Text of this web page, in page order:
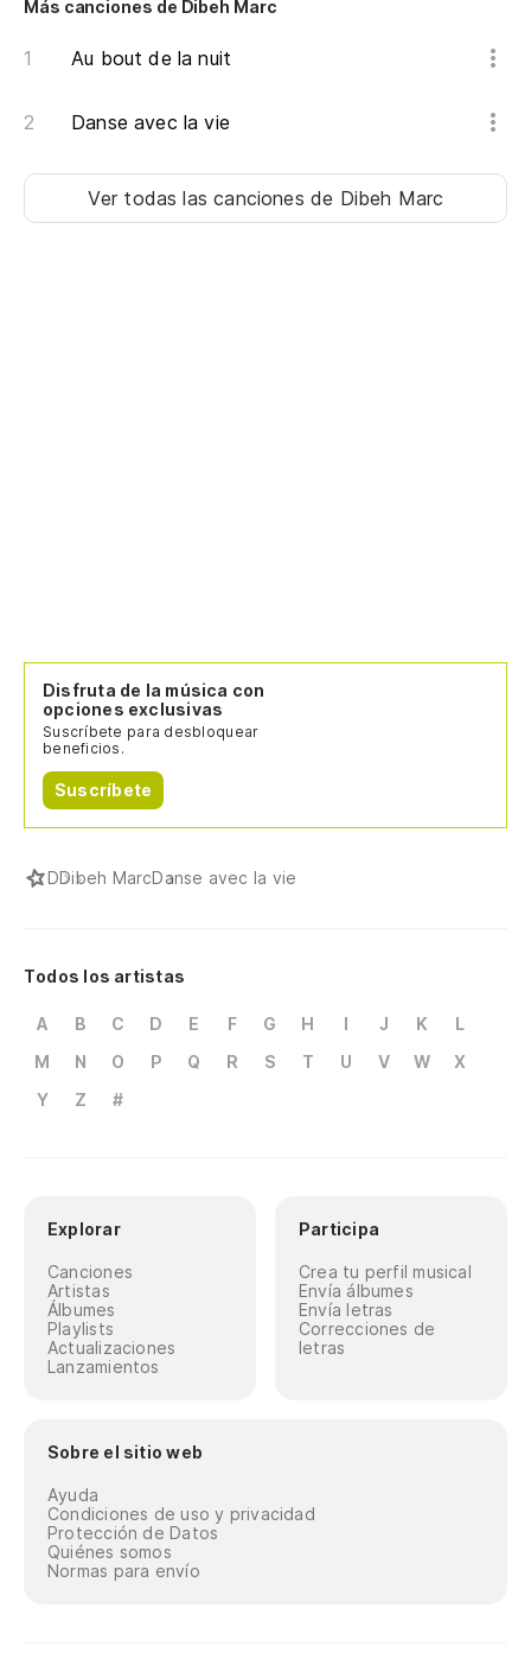
Más canciones de Dibeh Marc
Au bout de la nuit
Danse avec la vie
Ver todas las canciones de Dibeh Marc
Disfruta de la música con
opciones exclusivas
Suscríbete para desbloquear
beneficios.
Suscríbete
DDibeh MarcDanse avec la vie
Todos los artistas
A B C D E F G H I J K
L
M
N O P Q R S T U V W
X
Y
Z #
Explorar
Canciones
Artistas
Álbumes
Playlists
Actualizaciones
Lanzamientos
Participa
Crea tu perfil musical
Envía álbumes
Envía letras
Correcciones de
letras
Sobre el sitio web
Ayuda
Condiciones de uso y privacidad
Protección de Datos
Quiénes somos
Normas para envío